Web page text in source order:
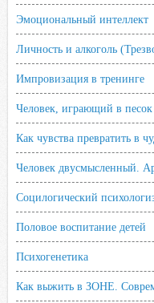
Эмоциональный интеллект
Личность и алкоголь
Импровизация в тренинге
Человек, играющий в песок
Как чувства превратить в
Человек двусмысленный.
Социлогический
Половое воспитание детей
Психогенетика
Как выжить в ЗОНЕ.